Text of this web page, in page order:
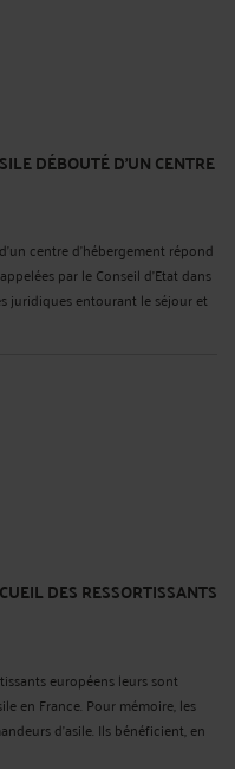
DÉBOUTÉ D’UN CENTRE
centre d'hébergement répond
par le Conseil d'Etat dans
juridiques entourant le séjour et
DES RESSORTISSANTS
européens leurs sont
en France. Pour mémoire, les
d’asile. Ils bénéficient, en